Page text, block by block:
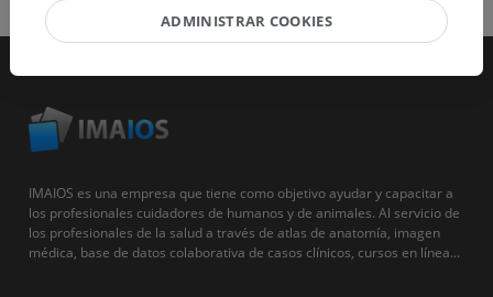
IMAIOS es una empresa que tiene como objetivo ayudar y capacitar a
los profesionales cuidadores de humanos y de animales. Al servicio de
los profesionales de la salud a través de atlas de anatomía, imagen
médica, base de datos colaborativa de casos clínicos, cursos en línea...
ADMINISTRAR COOKIES